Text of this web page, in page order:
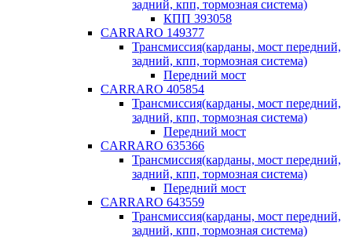
задний, кпп, тормозная система)
КПП 393058
CARRARO 149377
Трансмиссия(карданы, мост передний,
задний, кпп, тормозная система)
Передний мост
CARRARO 405854
Трансмиссия(карданы, мост передний,
задний, кпп, тормозная система)
Передний мост
CARRARO 635366
Трансмиссия(карданы, мост передний,
задний, кпп, тормозная система)
Передний мост
CARRARO 643559
Трансмиссия(карданы, мост передний,
задний, кпп, тормозная система)